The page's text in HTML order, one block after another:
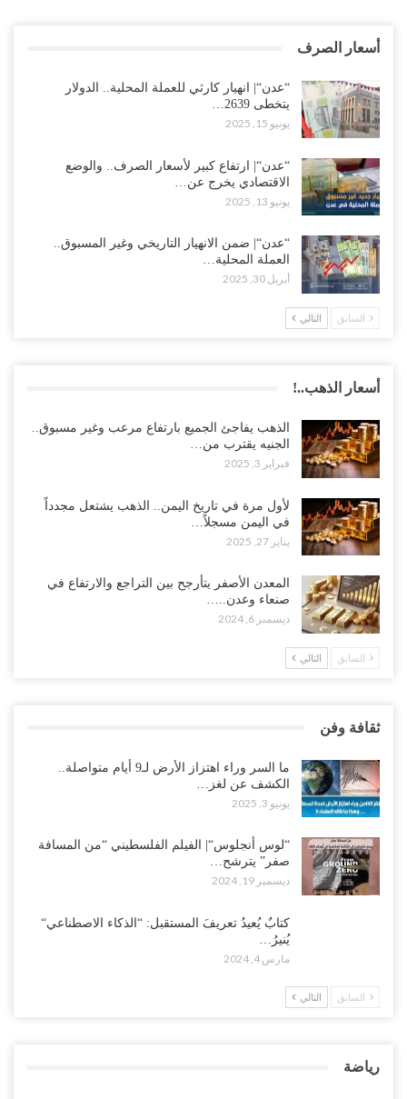
أسعار الصرف
“عدن“| انهيار كارثي للعملة المحلية.. الدولار
يتخطى 2639…
يونيو 15, 2025
“عدن“| ارتفاع كبير لأسعار الصرف.. والوضع
الاقتصادي يخرج عن…
يونيو 13, 2025
“عدن“| ضمن الانهيار التاريخي وغير المسبوق..
العملة المحلية…
أبريل 30, 2025
السابق التالي
أسعار الذهب..!
الذهب يفاجئ الجميع بارتفاع مرعب وغير مسبوق..
الجنيه يقترب من…
فبراير 3, 2025
لأول مرة في تاريخ اليمن.. الذهب يشتعل مجدداً
في اليمن مسجلاً…
يناير 27, 2025
المعدن الأصفر يتأرجح بين التراجع والارتفاع في
صنعاء وعدن..…
ديسمبر 6, 2024
السابق التالي
ثقافة وفن
ما السر وراء اهتزاز الأرض لـ9 أيام متواصلة..
الكشف عن لغز…
يونيو 3, 2025
“لوس أنجلوس“| الفيلم الفلسطيني “من المسافة
صفر” يترشح…
ديسمبر 19, 2024
كتابٌ يُعيدُ تعريفَ المستقبل: “الذكاء الاصطناعي“
يُنيرُ…
مارس 4, 2024
السابق التالي
رياضة